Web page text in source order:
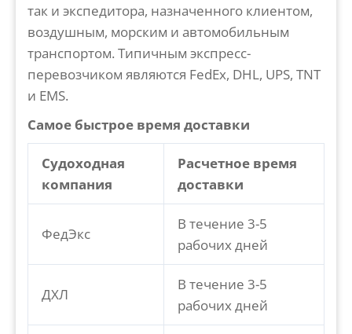
так и экспедитора, назначенного клиентом,
воздушным, морским и автомобильным
транспортом. Типичным экспресс-
перевозчиком являются FedEx, DHL, UPS, TNT
и EMS.
Самое быстрое время доставки
Судоходная
компания
Расчетное время
доставки
ФедЭкс
В течение 3-5
рабочих дней
ДХЛ
В течение 3-5
рабочих дней